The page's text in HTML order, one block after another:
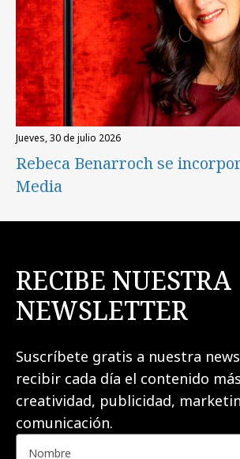
jueves, 30 de julio 2026
Rebeca Benarroch se
Media
RECIBE NUESTRA
NEWSLETTER
Suscríbete gratis a nuestra
recibir cada día el contenido
creatividad, publicidad,
comunicación.